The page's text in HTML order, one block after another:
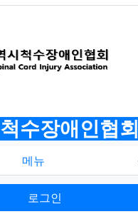
수장애인협회
메뉴
로그인